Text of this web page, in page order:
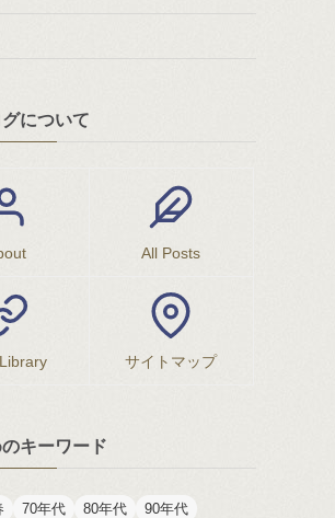
について
All Posts
サイトマップ
キーワード
70年代 80年代
90年代